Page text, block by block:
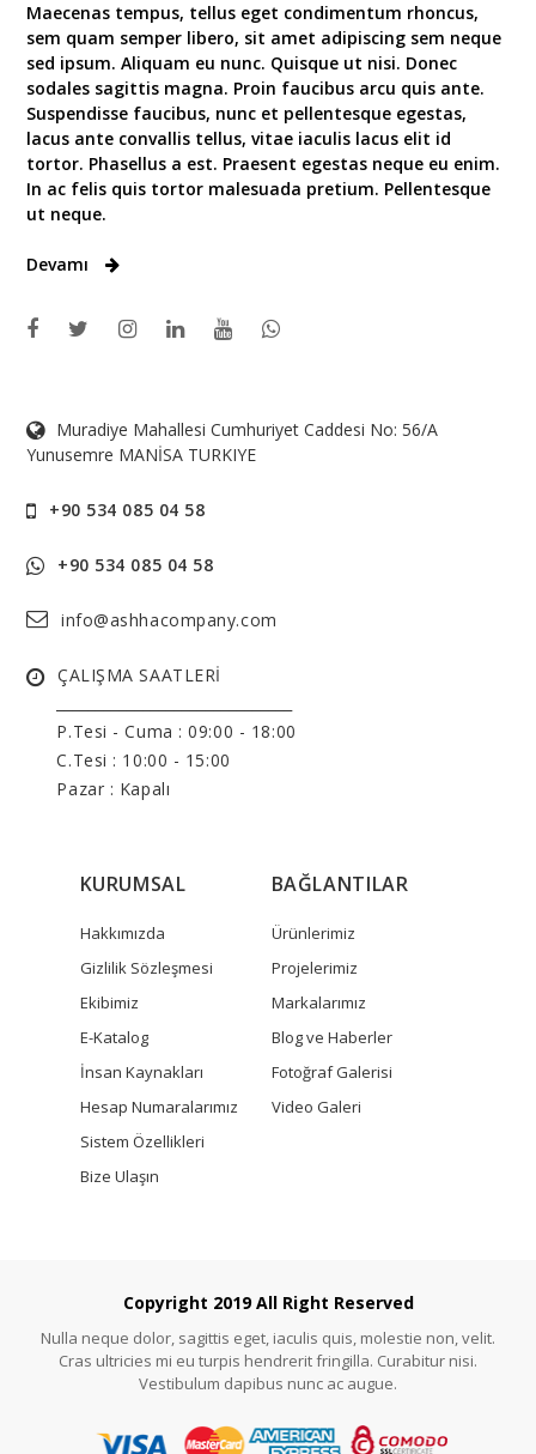
Maecenas tempus, tellus eget condimentum rhoncus,
sem quam semper libero, sit amet adipiscing sem neque
sed ipsum. Aliquam eu nunc. Quisque ut nisi. Donec
sodales sagittis magna. Proin faucibus arcu quis ante.
Suspendisse faucibus, nunc et pellentesque egestas,
lacus ante convallis tellus, vitae iaculis lacus elit id
tortor. Phasellus a est. Praesent egestas neque eu enim.
In ac felis quis tortor malesuada pretium. Pellentesque
ut neque.
Devamı
Muradiye Mahallesi Cumhuriyet Caddesi No: 56/A
Yunusemre MANİSA TURKIYE
+90 534 085 04 58
+90 534 085 04 58
info@ashhacompany.com
ÇALIŞMA SAATLERİ
P.Tesi - Cuma : 09:00 - 18:00
C.Tesi : 10:00 - 15:00
Pazar : Kapalı
KURUMSAL
Hakkımızda
Gizlilik Sözleşmesi
Ekibimiz
E-Katalog
İnsan Kaynakları
Hesap Numaralarımız
Sistem Özellikleri
Bize Ulaşın
BAĞLANTILAR
Ürünlerimiz
Projelerimiz
Markalarımız
Blog ve Haberler
Fotoğraf Galerisi
Video Galeri
Copyright 2019 All Right Reserved
Nulla neque dolor, sagittis eget, iaculis quis, molestie non, velit.
Cras ultricies mi eu turpis hendrerit fringilla. Curabitur nisi.
Vestibulum dapibus nunc ac augue.